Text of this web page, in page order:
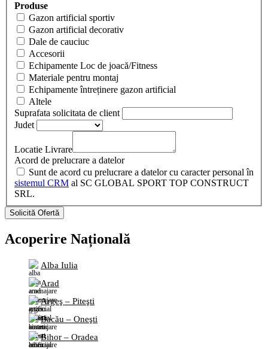
Produse
Gazon artificial sportiv
Gazon artificial decorativ
Dale de cauciuc
Accesorii
Echipamente Loc de joacă/Fitness
Materiale pentru montaj
Echipamente întreținere gazon artificial
Altele
Suprafata solicitata de client
Judet
Locatie Livrare
Acord de prelucrare a datelor
Sunt de acord cu prelucrare a datelor cu caracter personal în
sistemul CRM al SC GLOBAL SPORT TOP CONSTRUCT
SRL.
Acoperire Națională
Alba Iulia
Arad
Argeş – Piteşti
Bacău – Oneşti
Bihor – Oradea